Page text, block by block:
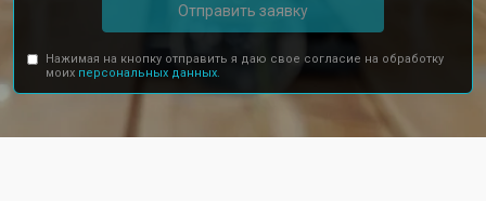
Отправить заявку
Нажимая на кнопку отправить я даю свое согласие на обработку
моих персональных данных.